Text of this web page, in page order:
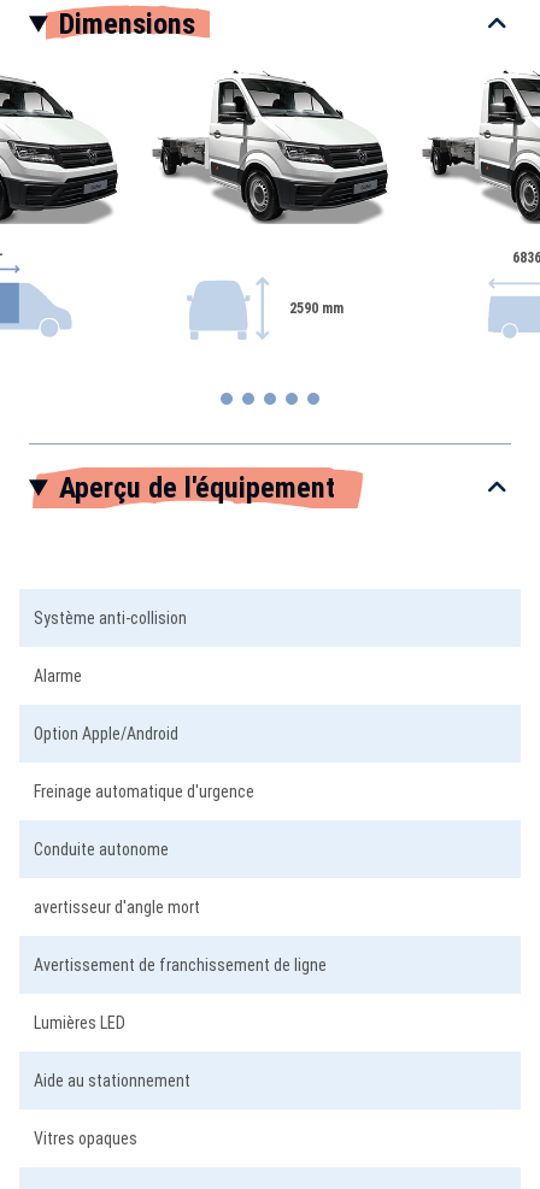
Dimensions
2590 mm
Aperçu de l'équipement
Système anti-collision
Alarme
Option Apple/Android
Freinage automatique d'urgence
Conduite autonome
avertisseur d'angle mort
Avertissement de franchissement de ligne
Lumières LED
Aide au stationnement
Vitres opaques